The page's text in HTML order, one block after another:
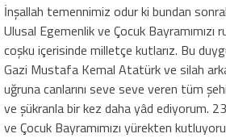
İnşallah temennimiz odur ki bundan
Ulusal Egemenlik ve Çocuk Bayramımızı
coşku içerisinde milletçe kutlarız. Bu
Gazi Mustafa Kemal Atatürk ve silah
uğruna canlarını seve seve veren tüm
ve şükranla bir kez daha yâd ediyorum.
ve Çocuk Bayramımızı yürekten